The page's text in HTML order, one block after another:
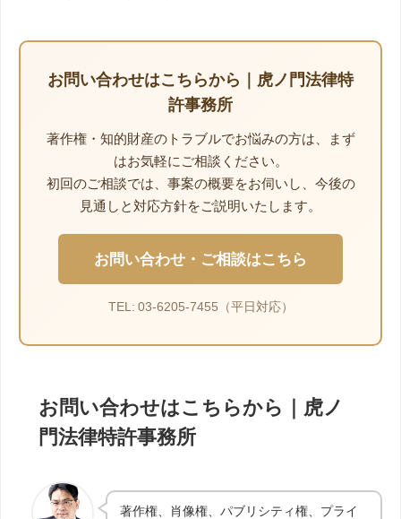
お問い合わせはこちらから｜虎ノ門法律特
許事務所
著作権・知的財産のトラブルでお悩みの方は、まず
はお気軽にご相談ください。
初回のご相談では、事案の概要をお伺いし、今後の
見通しと対応方針をご説明いたします。
お問い合わせ・ご相談はこちら
TEL: 03-6205-7455（平日対応）
お問い合わせはこちらから｜虎ノ
門法律特許事務所
著作権、肖像権、パブリシティ権、プライ